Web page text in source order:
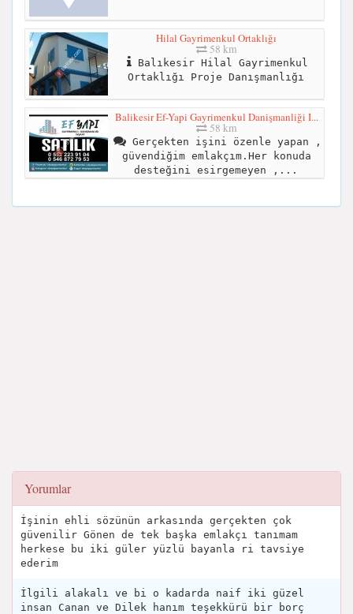
Hilal Gayrimenkul Ortaklığı
58 km
Balıkesir Hilal Gayrimenkul
Ortaklığı Proje Danışmanlığı
Balikesir Ef-Yapi Gayrimenkul Danişmanliği I...
58 km
Gerçekten işini özenle yapan ,
güvendiğim emlakçım.Her konuda
desteğini esirgemeyen ,...
Yorumlar
İşinin ehli sözünün arkasında gerçekten çok
güvenilir Gönen de tek başka emlakçı tanımam
herkese bu iki güler yüzlü bayanla ri tavsiye
ederim
İlgili alakalı ve bi o kadarda naif iki güzel
insan Canan ve Dilek hanım teşekkürü bir borç